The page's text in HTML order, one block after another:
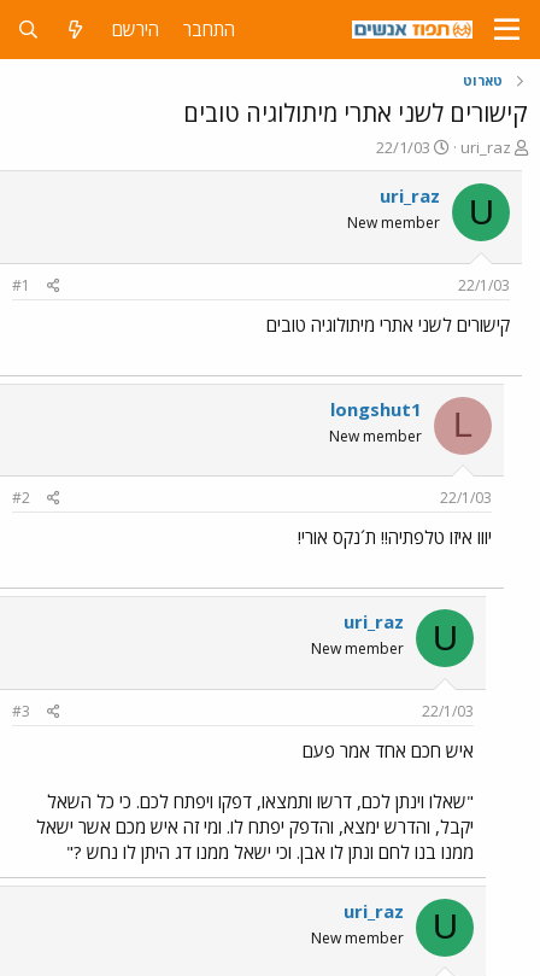
התחבר הירשם
טארוט
קישורים לשני אתרי מיתולוגיה טובים
פ
ו
ת
ח
ה
ש
א
uri_raz
פ
ו
ר
ם
ר
22/1/03
U
uri_raz
New member
22/1/03
#1
קישורים לשני אתרי מיתולוגיה טובים
L
longshut1
New member
22/1/03
#2
יווו איזו טלפתיה!! ת´נקס אורי!
U
uri_raz
New member
22/1/03
#3
איש חכם אחד אמר פעם
"שאלו וינתן לכם, דרשו ותמצאו, דפקו ויפתח לכם. כי כל השאל
יקבל, והדרש ימצא, והדפק יפתח לו. ומי זה איש מכם אשר ישאל
ממנו בנו לחם ונתן לו אבן. וכי ישאל ממנו דג היתן לו נחש ?"
U
uri_raz
New member